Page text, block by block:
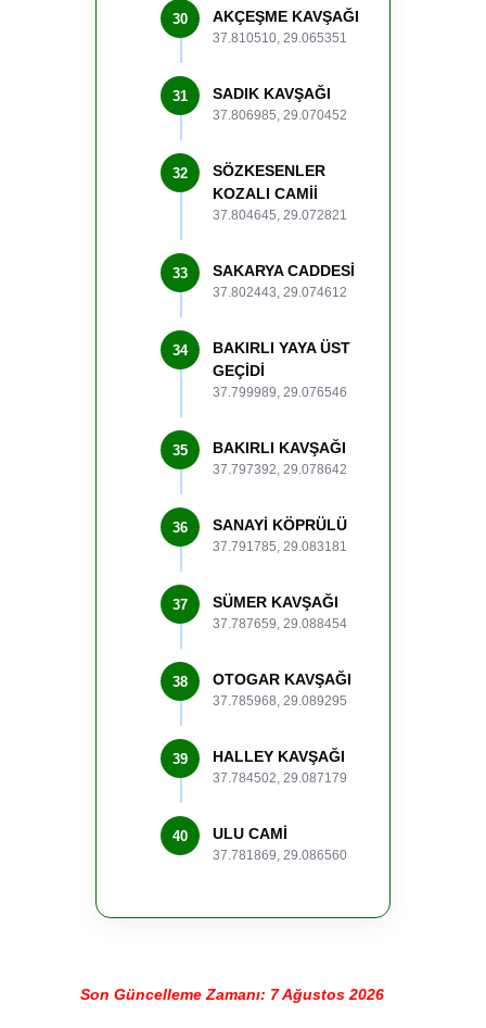
30 AKÇEŞME KAVŞAĞI
37.810510, 29.065351
31 SADIK KAVŞAĞI
37.806985, 29.070452
32
SÖZKESENLER
KOZALI CAMİİ
37.804645, 29.072821
33 SAKARYA CADDESİ
37.802443, 29.074612
34
BAKIRLI YAYA ÜST
GEÇİDİ
37.799989, 29.076546
35 BAKIRLI KAVŞAĞI
37.797392, 29.078642
36 SANAYİ KÖPRÜLÜ
37.791785, 29.083181
37 SÜMER KAVŞAĞI
37.787659, 29.088454
38 OTOGAR KAVŞAĞI
37.785968, 29.089295
39 HALLEY KAVŞAĞI
37.784502, 29.087179
40 ULU CAMİ
37.781869, 29.086560
Son Güncelleme Zamanı: 7 Ağustos 2026